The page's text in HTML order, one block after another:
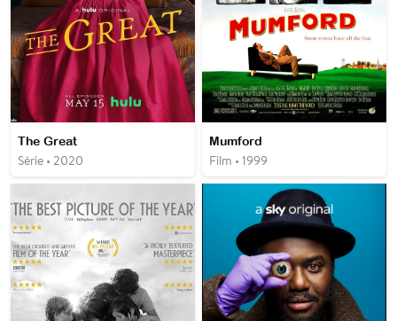
The Great
Série • 2020
Mumford
Film • 1999